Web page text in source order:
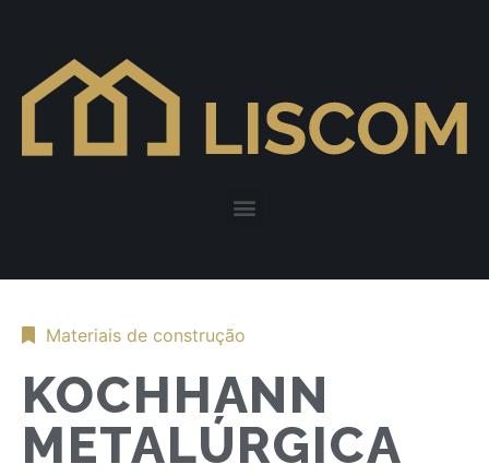
Materiais de construção
KOCHHANN
METALÚRGICA